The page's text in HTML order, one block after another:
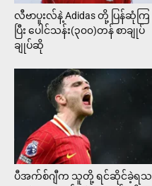
လီဗာပူးလ်နဲ့ Adidas တို့ ပြန်ဆုံကြ
ပြီး ပေါင်သန်း(၃၀၀)တန် စာချုပ်
ချုပ်ဆို
ပီအက်စ်ဂျီက သူတို့ ရင်ဆိုင်ခဲ့ရသ